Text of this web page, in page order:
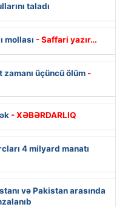
taladı
mollası - Saffari yazır…
üçüncü ölüm -
- XƏBƏRDARLIQ
4 milyard manatı
və Pakistan arasında